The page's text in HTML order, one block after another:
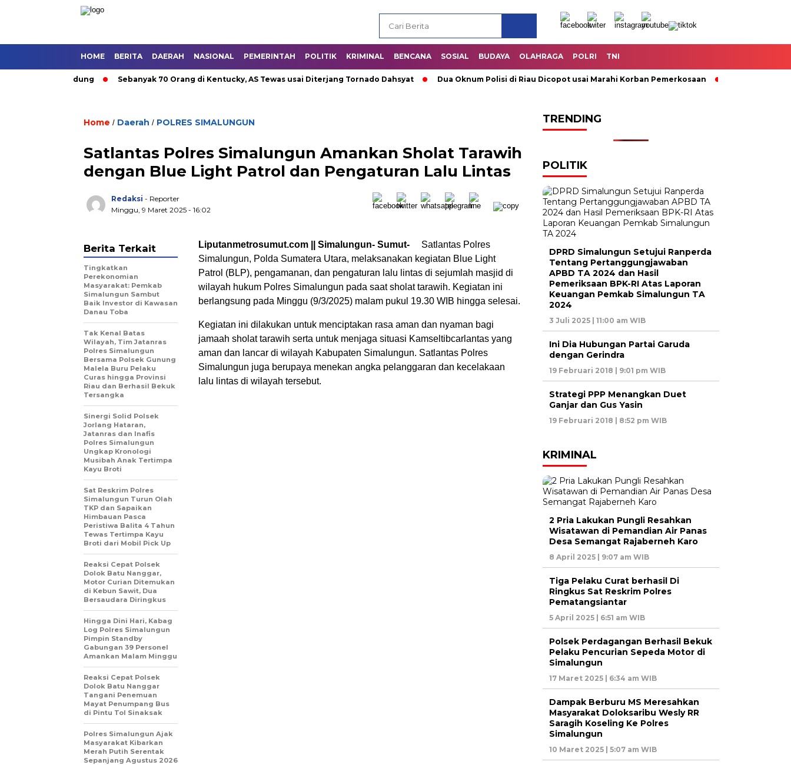
HOME BERITA DAERAH NASIONAL PEMERINTAH POLITIK KRIMINAL BENCANA SOSIAL BUDAYA OLAHRAGA POLRI TNI
Sebanyak 70 Orang di Kentucky, AS Tewas usai Diterjang Tornado Dahsyat Dua Oknum Polisi di Riau Dicopot usai Marahi Korban Pemerkosaan Kemendag Cabut
Home / Daerah / POLRES SIMALUNGUN
Satlantas Polres Simalungun Amankan Sholat Tarawih
dengan Blue Light Patrol dan Pengaturan Lalu Lintas
Redaksi - Reporter
Minggu, 9 Maret 2025 - 16:02
Liputanmetrosumut.com || Simalungun- Sumut-
Satlantas Polres
Simalungun, Polda Sumatera Utara, melaksanakan kegiatan Blue Light
Patrol (BLP), pengamanan, dan pengaturan lalu lintas di sejumlah masjid di
wilayah hukum Polres Simalungun pada saat sholat tarawih. Kegiatan ini
berlangsung pada Minggu (9/3/2025) malam pukul 19.30 WIB hingga selesai.
Kegiatan ini dilakukan untuk menciptakan rasa aman dan nyaman bagi
jamaah sholat tarawih serta untuk menjaga situasi Kamseltibcarlantas yang
aman dan lancar di wilayah Kabupaten Simalungun. Satlantas Polres
Simalungun juga berupaya menekan angka pelanggaran dan kecelakaan
lalu lintas di wilayah tersebut.
Berita Terkait
Tingkatkan
Perekonomian
Masyarakat: Pemkab
Simalungun Sambut
Baik Investor di Kawasan
Danau Toba
Tak Kenal Batas
Wilayah, Tim Jatanras
Polres Simalungun
Bersama Polsek Gunung
Malela Buru Pelaku
Curas hingga Provinsi
Riau dan Berhasil Bekuk
Tersangka
Sinergi Solid Polsek
Jorlang Hataran,
Jatanras dan Inafis
Polres Simalungun
Ungkap Kronologi
Musibah Anak Tertimpa
Kayu Broti
Sat Reskrim Polres
Simalungun Turun Olah
TKP dan Sapaikan
Himbauan Pasca
Peristiwa Balita 4 Tahun
Tewas Tertimpa Kayu
Broti dari Mobil Pick Up
Reaksi Cepat Polsek
Dolok Batu Nanggar,
Motor Curian Ditemukan
di Kebun Sawit, Dua
Bersaudara Diringkus
Hingga Dini Hari, Kabag
Log Polres Simalungun
Pimpin Standby
Gabungan 39 Personel
Amankan Malam Minggu
Reaksi Cepat Polsek
Dolok Batu Nanggar
Tangani Penemuan
Mayat Penumpang Bus
di Pintu Tol Sinaksak
Polres Simalungun Ajak
Masyarakat Kibarkan
Merah Putih Serentak
Sepanjang Agustus 2026
TRENDING
POLITIK
DPRD Simalungun Setujui Ranperda
Tentang Pertanggungjawaban
APBD TA 2024 dan Hasil
Pemeriksaan BPK-RI Atas Laporan
Keuangan Pemkab Simalungun TA
2024
3 Juli 2025 | 11:00 am WIB
Ini Dia Hubungan Partai Garuda
dengan Gerindra
19 Februari 2018 | 9:01 pm WIB
Strategi PPP Menangkan Duet
Ganjar dan Gus Yasin
19 Februari 2018 | 8:52 pm WIB
KRIMINAL
2 Pria Lakukan Pungli Resahkan
Wisatawan di Pemandian Air Panas
Desa Semangat Rajaberneh Karo
8 April 2025 | 9:07 am WIB
Tiga Pelaku Curat berhasil Di
Ringkus Sat Reskrim Polres
Pematangsiantar
5 April 2025 | 6:51 am WIB
Polsek Perdagangan Berhasil Bekuk
Pelaku Pencurian Sepeda Motor di
Simalungun
17 Maret 2025 | 6:34 am WIB
Dampak Berburu MS Meresahkan
Masyarakat Doloksaribu Wesly RR
Saragih Koseling Ke Polres
Simalungun
10 Maret 2025 | 5:07 am WIB